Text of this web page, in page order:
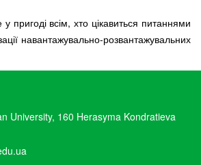
пригоді всім, хто цікавиться питаннями
навантажувально-розвантажувальних
University, 160 Herasyma Kondratieva